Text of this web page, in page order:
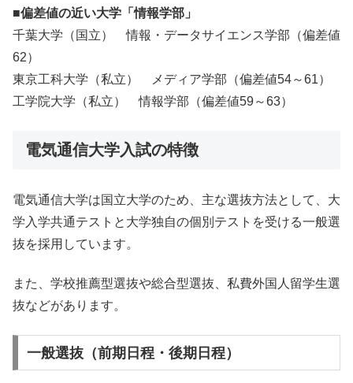
■偏差値の近い大学「情報学部」
千葉大学（国立） 情報・データサイエンス学部（偏差値
62）
東京工科大学（私立） メディア学部（偏差値54～61）
工学院大学（私立） 情報学部（偏差値59～63）
電気通信大学入試の特徴
電気通信大学は国立大学のため、主な選抜方法として、大
学入学共通テストと大学独自の個別テストを受ける一般選
抜を採用しています。
また、学校推薦型選抜や総合型選抜、私費外国人留学生選
抜などがあります。
一般選抜（前期日程・後期日程）